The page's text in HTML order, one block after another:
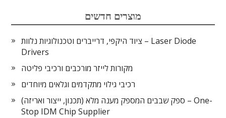
מוצרים חדשים
ציוד היקפי, דרייברים וטכנולוגיות נלוות – Laser Diode
Drivers
מקורות לייזר מורכבים ורכיבי פליטה
רכיבי גילוי מתקדמים וגלאים מיוחדים
ספק שבבים המספק מענה מלא (תכנון, ייצור ואריזה) – One-
Stop IDM Chip Supplier